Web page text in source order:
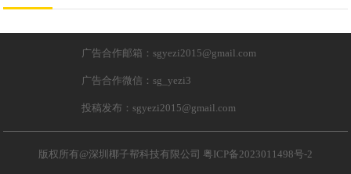
广告合作邮箱：sgyezi2015@gmail.com
广告合作微信：sg_yezi3
投稿发布：sgyezi2015@gmail.com
版权所有@深圳椰子帮科技有限公司 粤ICP备2023011498号-2